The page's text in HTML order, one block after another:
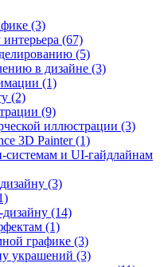
(3)
(67)
(5)
в дизайне (3)
(1)
(2)
(9)
иллюстрации (3)
3D Painter (1)
системам и UI-гайдлайнам
(3)
(14)
(1)
графике (3)
украшений (3)